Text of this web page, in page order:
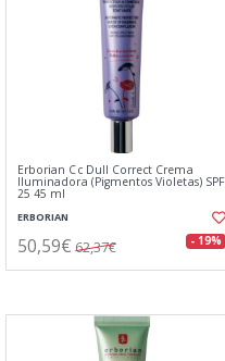
Erborian Cc Dull Correct Crema
Iluminadora (Pigmentos Violetas) SPF
25 45 ml
ERBORIAN
50,59€ 62,37€ - 19%